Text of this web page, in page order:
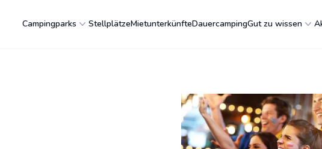
Campingparks StellplätzeMietunterkünfteDauercampingGut zu wissen